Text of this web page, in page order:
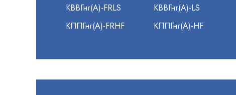
КВВГнг(А)-FRLS КВВГнг(А)-LS
КППГнг(А)-FRHF
КППГнг(А)-HF